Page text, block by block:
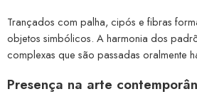
Trançados com palha, cipós e fibras
objetos simbólicos. A harmonia dos
complexas que são passadas oralmente
Presença na arte